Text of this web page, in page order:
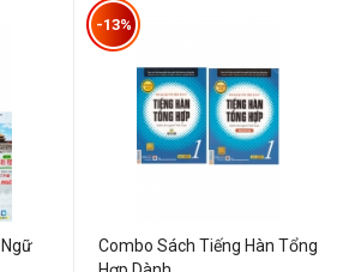
Combo Sách Tiếng Hàn Tổng
-13%